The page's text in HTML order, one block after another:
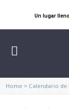
Un lugar
Home > Calendario de